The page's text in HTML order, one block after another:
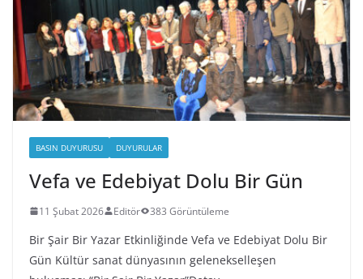
BASIN DUYURUSU DUYURULAR
Vefa ve Edebiyat Dolu Bir Gün
11 Şubat 2026 Editör 383 Görüntüleme
Bir Şair Bir Yazar Etkinliğinde Vefa ve Edebiyat Dolu Bir
Gün Kültür sanat dünyasının gelenekselleşen